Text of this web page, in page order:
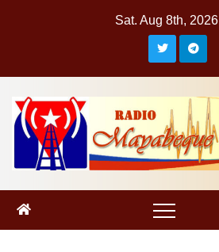
Sat. Aug 8th, 2026